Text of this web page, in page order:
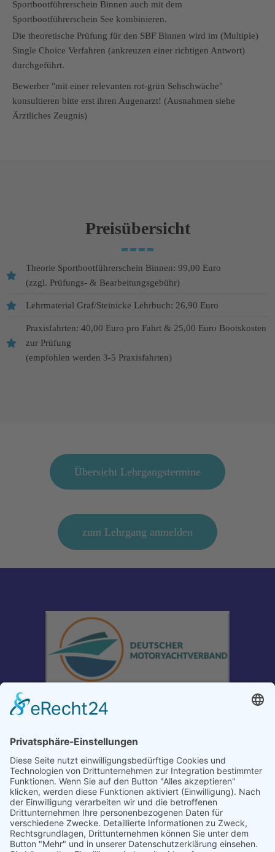
Sportbootführerschein Binnen auch mit dem
Sportbootführerschein See kombinieren.
Die theoretische Prüfung für den SBF Binnen wird im (Multiple)
Single Choice Verfahren (ankreuzen einer richtigen Antwort)
durchgeführt.
Bewerber "mit einer relevanten rot-grün Sehschwäche"
konsultieren bitte erst ihren Augenarzt! (Ausnahmen siehe
Ärztliches Zeugnis)
Preisübersicht
Theorie Sportbootführerschein Binnen: 99,00 Euro
(zzgl. Prüfungs- & Bearbeitungsgebühr)
Lehrmaterial Graf/Steinicke Lehrbuch: 26,90 Euro
Praxisfahrten: 40,00 Euro pro Fahrt & 25,00 Euro Bootskosten
zur Prüfung
(empfohlen werden 3-5 Praxisfahrten)
Übersicht Lehrgangstermine
zum Lehrgang anmelden
anmeldung@sportschiffahrtschule.de
+49 1602074284